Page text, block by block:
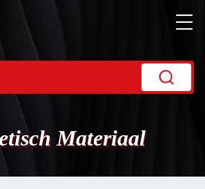
Materiaal